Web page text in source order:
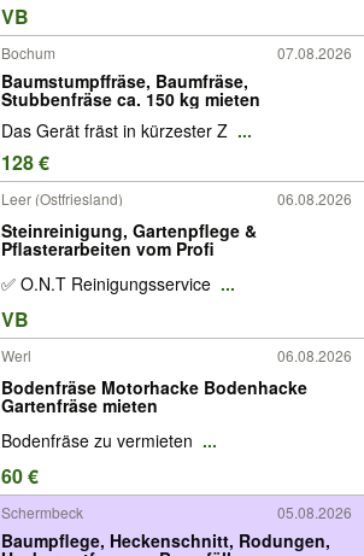
VB
Bochum 07.08.2026
Baumstumpffräse, Baumfräse,
Stubbenfräse ca. 150 kg mieten
Das Gerät fräst in kürzester Z ...
128 €
Leer (Ostfriesland) 06.08.2026
Steinreinigung, Gartenpflege &
Pflasterarbeiten vom Profi
✅ O.N.T Reinigungsservice ...
VB
Werl 06.08.2026
Bodenfräse Motorhacke Bodenhacke
Gartenfräse mieten
Bodenfräse zu vermieten ...
60 €
Schermbeck 05.08.2026
Baumpflege, Heckenschnitt, Rodungen,